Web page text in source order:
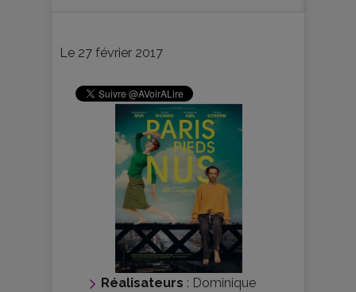
Le 27 février 2017
Réalisateurs : Dominique